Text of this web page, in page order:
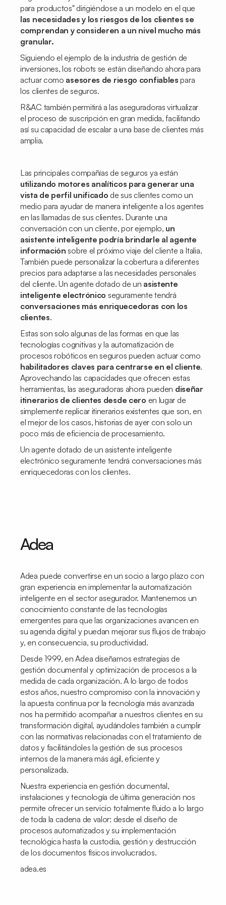
para productos" dirigiéndose a un modelo en el que
las necesidades y los riesgos de los clientes se
comprendan y consideren a un nivel mucho más
granular.
Siguiendo el ejemplo de la industria de gestión de
inversiones, los robots se están diseñando ahora para
actuar como asesores de riesgo confiables para
los clientes de seguros.
R&AC también permitirá a las aseguradoras virtualizar
el proceso de suscripción en gran medida, facilitando
así su capacidad de escalar a una base de clientes más
amplia.
Las principales compañías de seguros ya están
utilizando motores analíticos para generar una
vista de perfil unificadode sus clientes como un
medio para ayudar de manera inteligente a los agentes
en las llamadas de sus clientes. Durante una
conversación con un cliente, por ejemplo, un
asistente inteligente podría brindarle al agente
información sobre el próximo viaje del cliente a Italia.
También puede personalizar la cobertura a diferentes
precios para adaptarse a las necesidades personales
del cliente. Un agente dotado de un asistente
inteligente electrónico seguramente tendrá
conversaciones más enriquecedoras con los
clientes.
Estas son solo algunas de las formas en que las
tecnologías cognitivas y la automatización de
procesos robóticos en seguros pueden actuar como
habilitadores claves para centrarse en el cliente.
Aprovechando las capacidades que ofrecen estas
herramientas, las aseguradoras ahora pueden diseñar
itinerarios de clientes desde cero en lugar de
simplemente replicar itinerarios existentes que son, en
el mejor de los casos, historias de ayer con solo un
poco más de eficiencia de procesamiento.
Un agente dotado de un asistente inteligente
electrónico seguramente tendrá conversaciones más
enriquecedoras con los clientes.
Adea
Adea puede convertirse en un socio a largo plazo con
gran experiencia en implementar la automatización
inteligente en el sector asegurador. Mantenemos un
conocimiento constante de las tecnologías
emergentes para que las organizaciones avancen en
su agenda digital y puedan mejorar sus flujos de trabajo
y, en consecuencia, su productividad.
Desde 1999, en Adea diseñamos estrategias de
gestión documental y optimización de procesos a la
medida de cada organización. A lo largo de todos
estos años, nuestro compromiso con la innovación y
la apuesta continua por la tecnología más avanzada
nos ha permitido acompañar a nuestros clientes en su
transformación digital, ayudándoles también a cumplir
con las normativas relacionadas con el tratamiento de
datos y facilitándoles la gestión de sus procesos
internos de la manera más ágil, eficiente y
personalizada.
Nuestra experiencia en gestión documental,
instalaciones y tecnología de última generación nos
permite ofrecer un servicio totalmente fluido a lo largo
de toda la cadena de valor: desde el diseño de
procesos automatizados y su implementación
tecnológica hasta la custodia, gestión y destrucción
de los documentos físicos involucrados.
adea.es